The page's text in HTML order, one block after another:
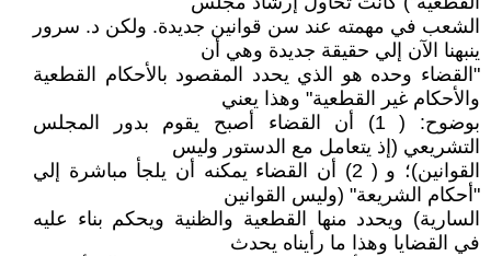
الشعب في مهمته عند سن قوانين جديدة. ولكن د. سرور
ينبهنا الآن إلي حقيقة جديدة وهي أن
"القضاء وحده هو الذي يحدد المقصود بالأحكام القطعية
والأحكام غير القطعية" وهذا يعني
بوضوح: ( 1) أن القضاء أصبح يقوم بدور المجلس
التشريعي (إذ يتعامل مع الدستور وليس
القوانين)؛ و ( 2) أن القضاء يمكنه أن يلجأ مباشرة إلي
"أحكام الشريعة" (وليس القوانين
السارية) ويحدد منها القطعية والظنية ويحكم بناء عليه
في القضايا وهذا ما رأيناه يحدث